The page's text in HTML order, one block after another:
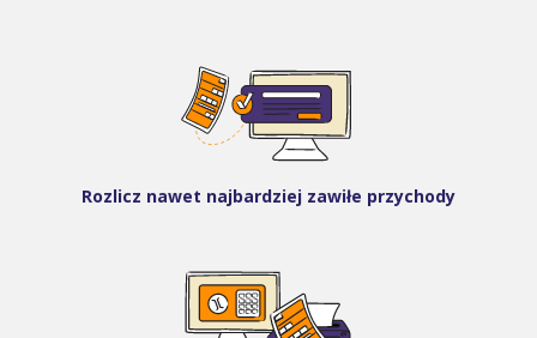
Rozlicz nawet najbardziej zawiłe przychody